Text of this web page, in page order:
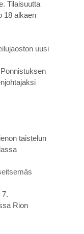
Tilaisuutta
18 alkaen
uusi
taistelun
7.
Rion